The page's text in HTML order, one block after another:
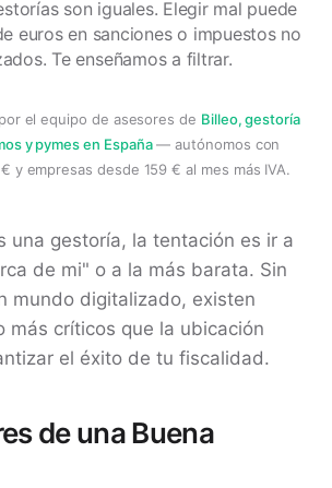
son iguales. Elegir mal puede
euros en sanciones o impuestos no
Te enseñamos a filtrar.
el equipo de asesores de Billeo, gestoría
y pymes en España— autónomos con
y empresas desde 159 € al mes más IVA.
una gestoría, la tentación es ir a
de mi" o a la más barata. Sin
mundo digitalizado, existen
más críticos que la ubicación
el éxito de tu fiscalidad.
de una Buena